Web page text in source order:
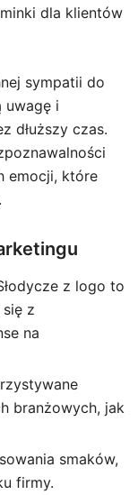
dla klientów
sympatii do
uwagę i
dłuższy czas.
emocji, które
z logo to
z
na
branżowych, jak
smaków,
firmy.